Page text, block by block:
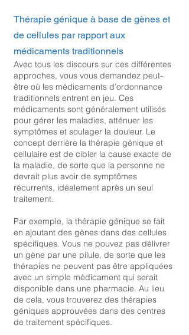
Thérapie génique à base de gènes et
de cellules par rapport aux
médicaments traditionnels
Avec tous les discours sur ces différentes
approches, vous vous demandez peut-
être où les médicaments d’ordonnance
traditionnels entrent en jeu. Ces
médicaments sont généralement utilisés
pour gérer les maladies, atténuer les
symptômes et soulager la douleur. Le
concept derrière la thérapie génique et
cellulaire est de cibler la cause exacte de
la maladie, de sorte que la personne ne
devrait plus avoir de symptômes
récurrents, idéalement après un seul
traitement.
Par exemple, la thérapie génique se fait
en ajoutant des gènes dans des cellules
spécifiques. Vous ne pouvez pas délivrer
un gène par une pilule, de sorte que les
thérapies ne peuvent pas être appliquées
avec un simple médicament qui serait
disponible dans une pharmacie. Au lieu
de cela, vous trouverez des thérapies
géniques approuvées dans des centres
de traitement spécifiques.